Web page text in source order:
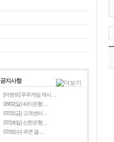
공지사항
[이벤트] 푸푸게임 캐시…
08/02(일) 씨티은행…
07/31(금) 고객센터…
07/19(일) 신한은행…
07/15(수) 쿠콘 결…